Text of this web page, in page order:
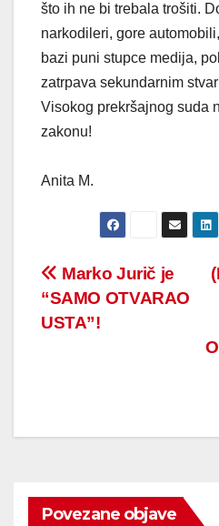
što ih ne bi trebala trošiti.
narkodileri, gore
bazi puni stupce medija,
zatrpava sekundarnim
Visokog prekršajnog suda
zakonu!
Anita M.
Post
navigation
Marko Jurič je
“SAMO OTVARAO
USTA”!
Povezane objave